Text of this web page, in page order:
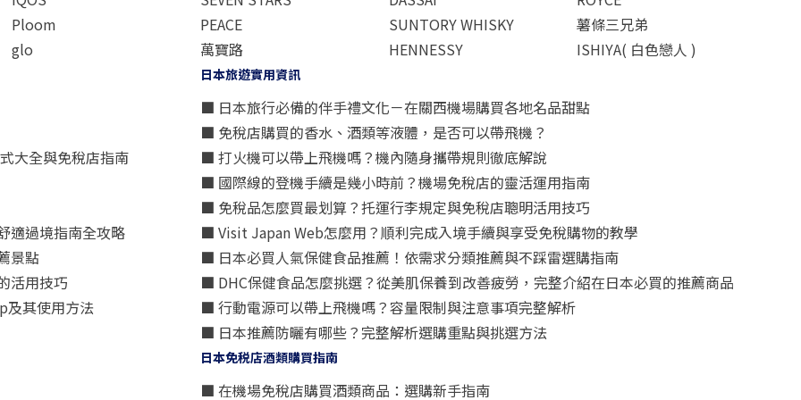
Ploom
glo
PEACE
萬寶路
SUNTORY WHISKY
HENNESSY
薯條三兄弟
ISHIYA( 白色戀人 )
大全與免稅店指南
適過境指南全攻略
景點
活用技巧
及其使用方法
日本旅遊實用資訊
■ 日本旅行必備的伴手禮文化－在關西機場購買各地名品甜點
■ 免稅店購買的香水、酒類等液體，是否可以帶飛機？
■ 打火機可以帶上飛機嗎？機內隨身攜帶規則徹底解說
■ 國際線的登機手續是幾小時前？機場免稅店的靈活運用指南
■ 免稅品怎麼買最划算？托運行李規定與免稅店聰明活用技巧
■ Visit Japan Web怎麼用？順利完成入境手續與享受免稅購物的教學
■ 日本必買人氣保健食品推薦！依需求分類推薦與不踩雷選購指南
■ DHC保健食品怎麼挑選？從美肌保養到改善疲勞，完整介紹在日本必買的推薦商品
■ 行動電源可以帶上飛機嗎？容量限制與注意事項完整解析
■ 日本推薦防曬有哪些？完整解析選購重點與挑選方法
日本免税店酒類購買指南
■ 在機場免稅店購買酒類商品：選購新手指南